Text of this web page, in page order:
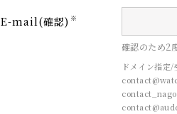
E-mail(確認) ※
確認のため2
ドメイン指定